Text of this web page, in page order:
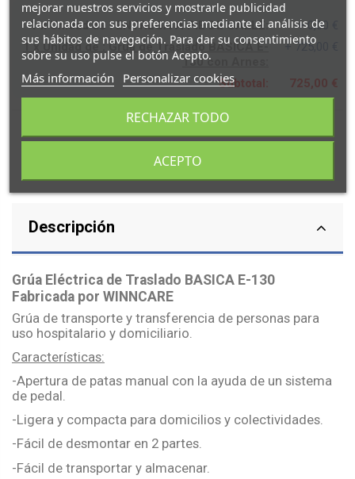
1 x Unidad de : ENTREGA A PIE DE CALLE:
+ 0,00 €
1 x Unidad de : Grúa de Traslado BASICA E-
130 con Arnes:
+ 725,00 €
Subtotal: 725,00 €
Descripción
Grúa Eléctrica de Traslado BASICA E-130
Fabricada por WINNCARE
Grúa de transporte y transferencia de personas para
uso hospitalario y domiciliario.
Características:
-Apertura de patas manual con la ayuda de un sistema
de pedal.
-Ligera y compacta para domicilios y colectividades.
-Fácil de desmontar en 2 partes.
-Fácil de transportar y almacenar.
mejorar nuestros servicios y mostrarle publicidad
relacionada con sus preferencias mediante el análisis de
sus hábitos de navegación. Para dar su consentimiento
sobre su uso pulse el botón Acepto.
Más información Personalizar cookies
RECHAZAR TODO
ACEPTO